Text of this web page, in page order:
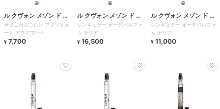
ル クヴォン メゾン ド パ
ルファム
ボタニカルコロン アブソリュ
ート アクアマハナ
¥ 7,700
ル クヴォン メゾン ド パ
ルファム
シンギュラー オーデパルファ
ム テリア
¥ 16,500
ル クヴォン メゾン ド パ
ルファム
シンギュラー オーデパルファ
ム テリア
¥ 11,000